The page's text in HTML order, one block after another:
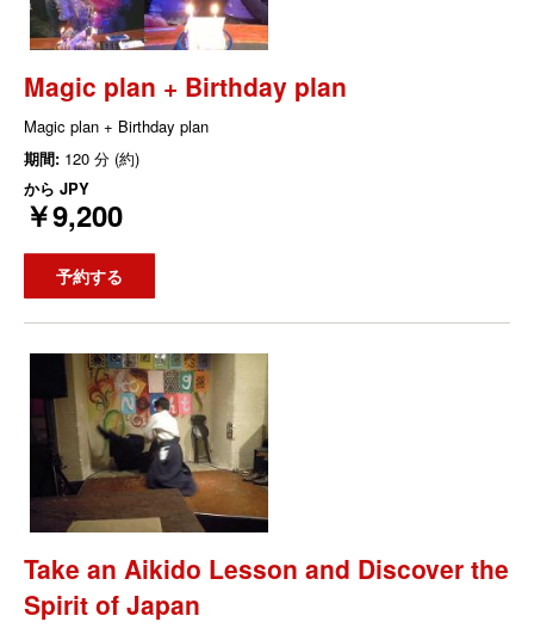
Magic plan + Birthday plan
Magic plan + Birthday plan
期間: 120 分 (約)
から JPY
￥9,200
予約する
Take an Aikido Lesson and Discover the
Spirit of Japan